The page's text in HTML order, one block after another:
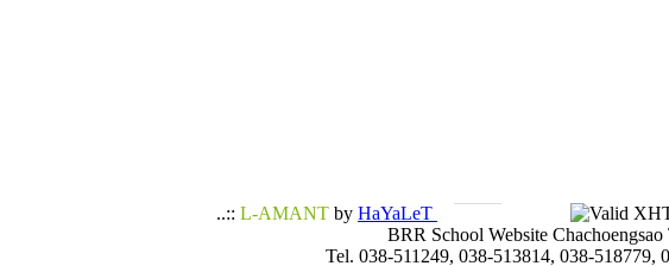
..:: L-AMANT by HaYaLeT
BRR School Website Chachoengsao
Tel. 038-511249, 038-513814, 038-518779,